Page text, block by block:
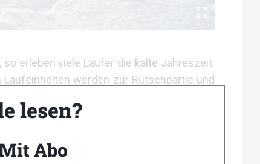
erleben viele Läufer die kalte Jahreszeit.
werden zur Rutschpartie und
sondern auch die Möglichkeit
vernachlässigte Muskelgruppen trainiert
sich perfekt um mal den Kopf frei zu
lesen?
Abo